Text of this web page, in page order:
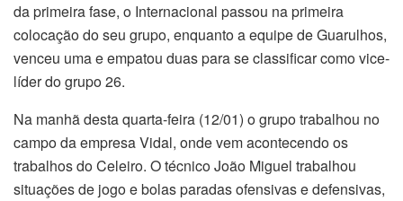
da primeira fase, o Internacional passou na primeira
colocação do seu grupo, enquanto a equipe de Guarulhos,
venceu uma e empatou duas para se classificar como vice-
líder do grupo 26.
Na manhã desta quarta-feira (12/01) o grupo trabalhou no
campo da empresa Vidal, onde vem acontecendo os
trabalhos do Celeiro. O técnico João Miguel trabalhou
situações de jogo e bolas paradas ofensivas e defensivas,